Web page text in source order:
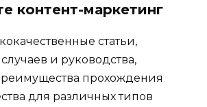
контент-маркетинг
статьи,
и руководства,
прохождения
для различных типов